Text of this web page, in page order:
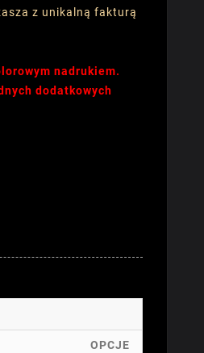
z unikalną fakturą
nadrukiem.
dodatkowych
OPCJE